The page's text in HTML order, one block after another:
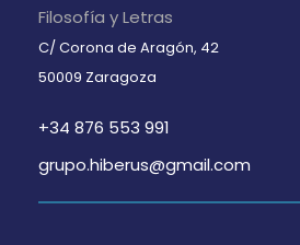
Filosofía y Letras
C/ Corona de Aragón, 42
50009 Zaragoza
+34 876 553 991
grupo.hiberus@gmail.com